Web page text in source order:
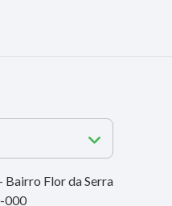
Bairro Flor da Serra
000